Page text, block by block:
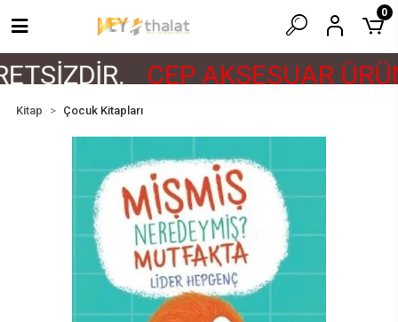
CEP AKSESUAR
0
Kitap Çocuk Kitapları